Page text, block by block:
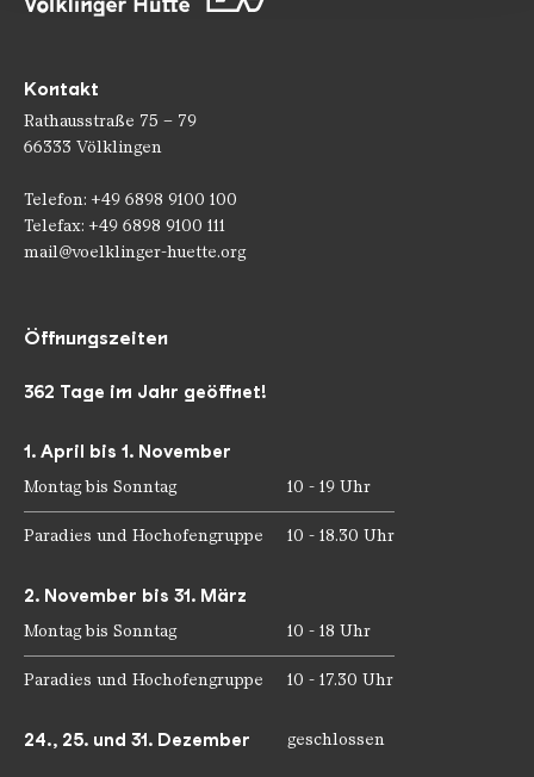
Kontakt
Rathausstraße 75 – 79
66333 Völklingen
Telefon: +49 6898 9100 100
Telefax: +49 6898 9100 111
mail@voelklinger-huette.org
Öffnungszeiten
362 Tage im Jahr geöffnet!
1. April bis 1. November
Montag bis Sonntag 10 - 19 Uhr
Paradies und Hochofengruppe 10 - 18.30 Uhr
2. November bis 31. März
Montag bis Sonntag 10 - 18 Uhr
Paradies und Hochofengruppe 10 - 17.30 Uhr
24., 25. und 31. Dezember geschlossen